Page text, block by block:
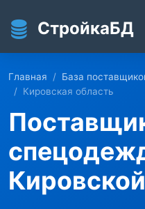
СтройкаБД
Главная База
Кировская область